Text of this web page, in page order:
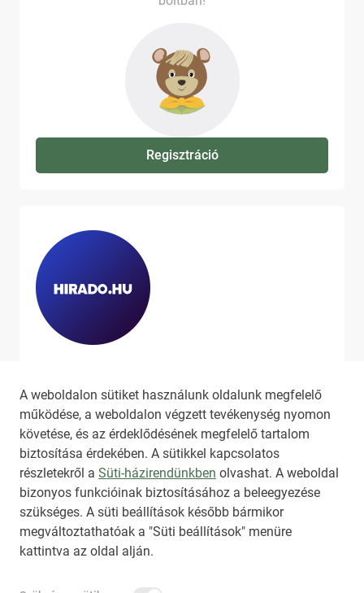
A weboldalon sütiket használunk oldalunk megfelelő
működése, a weboldalon végzett tevékenység nyomon
követése, és az érdeklődésének megfelelő tartalom
biztosítása érdekében. A sütikkel kapcsolatos
részletekről a Süti-házirendünkben olvashat. A weboldal
bizonyos funkcióinak biztosításához a beleegyezése
szükséges. A süti beállítások később bármikor
megváltoztathatóak a "Süti beállítások" menüre
kattintva az oldal alján.
Regisztráció
látni, látogassa meg ahirado.hu
oldalát!
HIRADO.HU MEDIAKLIKK.HU
M4SPORT.HU NEMZETISPORT.HU